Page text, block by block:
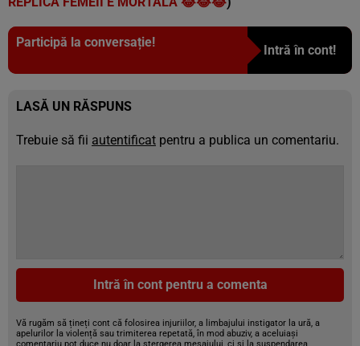
Participă la conversație!
Intră în cont!
LASĂ UN RĂSPUNS
Trebuie să fii autentificat pentru a publica un comentariu.
Intră în cont pentru a comenta
Vă rugăm să țineți cont că folosirea injuriilor, a limbajului instigator la ură, a
apelurilor la violență sau trimiterea repetată, în mod abuziv, a aceluiași